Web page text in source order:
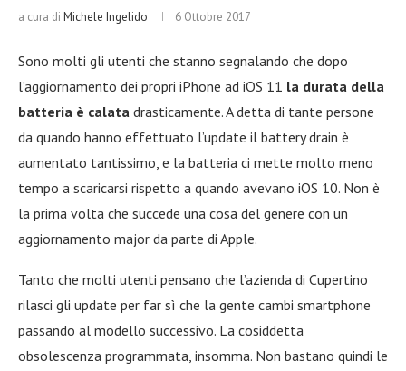
a cura di Michele Ingelido 6 Ottobre 2017
Sono molti gli utenti che stanno segnalando che dopo
l’aggiornamento dei propri iPhone ad iOS 11 la durata della
batteria è calata drasticamente. A detta di tante persone
da quando hanno effettuato l’update il battery drain è
aumentato tantissimo, e la batteria ci mette molto meno
tempo a scaricarsi rispetto a quando avevano iOS 10. Non è
la prima volta che succede una cosa del genere con un
aggiornamento major da parte di Apple.
Tanto che molti utenti pensano che l’azienda di Cupertino
rilasci gli update per far sì che la gente cambi smartphone
passando al modello successivo. La cosiddetta
obsolescenza programmata, insomma. Non bastano quindi le